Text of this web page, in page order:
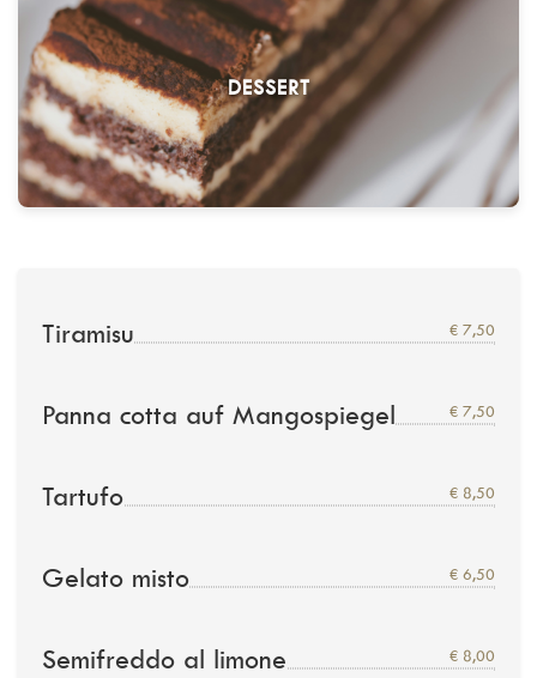
DESSERT
Tiramisu € 7,50
Panna cotta auf Mangospiegel € 7,50
Tartufo € 8,50
Gelato misto € 6,50
Semifreddo al limone € 8,00